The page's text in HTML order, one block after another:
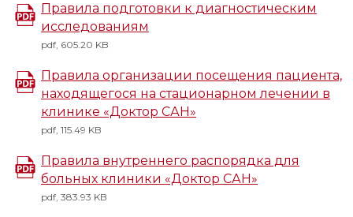
Правила подготовки к диагностическим
исследованиям
pdf, 605.20 KB
Правила организации посещения пациента,
находящегося на стационарном лечении в
клинике «Доктор САН»
pdf, 115.49 KB
Правила внутреннего распорядка для
больных клиники «Доктор САН»
pdf, 383.93 KB